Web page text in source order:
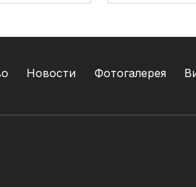
Новости Фотогалерея